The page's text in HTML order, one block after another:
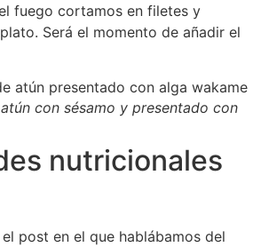
fuego cortamos en filetes y
Será el momento de añadir el
con sésamo y presentado con
nutricionales
post en el que hablábamos del